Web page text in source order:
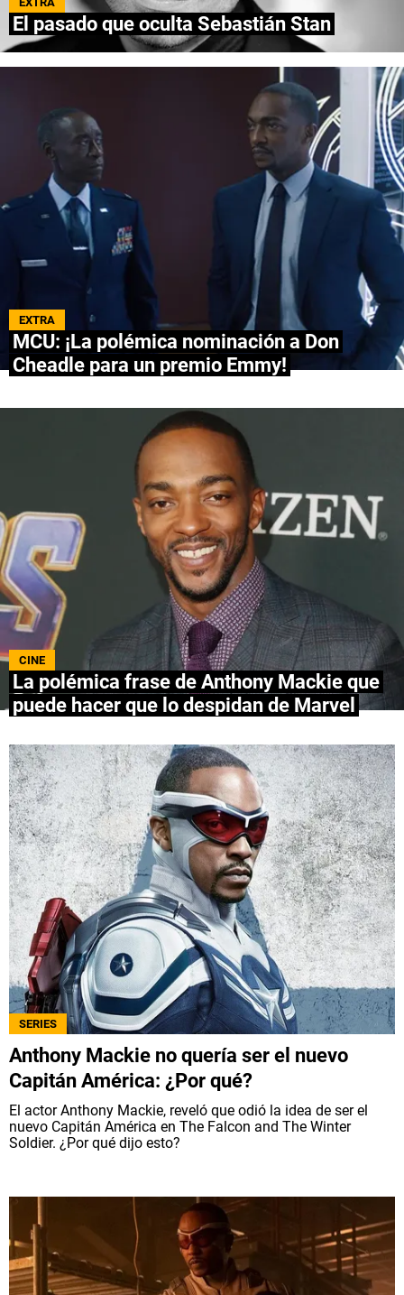
NETFLIX
PRIME VIDEO
APPLE TV+
MÚSICA
CELEBRITIES
PASATIEMPOS
INFLUENCERS
SPOILER US
STAFF | CONTACTO
Términos y Condiciones
Políticas de Privacidad
Política Editorial
Ad Choices
Bolavip, al igual que Futbol Sites, es una
compañía perteneciente a Better Collective.
Todos los derechos reservados.
El pasado que oculta Sebastián Stan
EXTRA
MCU: ¡La polémica nominación a Don
Cheadle para un premio Emmy!
CINE
La polémica frase de Anthony Mackie que
puede hacer que lo despidan de Marvel
SERIES
Anthony Mackie no quería ser el nuevo
Capitán América: ¿Por qué?
El actor Anthony Mackie, reveló que odió la idea de ser el
nuevo Capitán América en The Falcon and The Winter
Soldier. ¿Por qué dijo esto?